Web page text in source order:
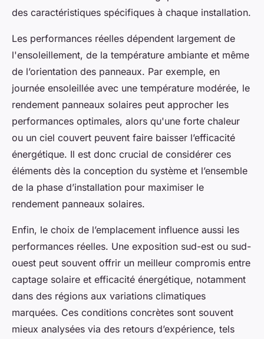
des caractéristiques spécifiques à chaque installation.
Les performances réelles dépendent largement de
l'ensoleillement, de la température ambiante et même
de l’orientation des panneaux. Par exemple, en
journée ensoleillée avec une température modérée, le
rendement panneaux solaires peut approcher les
performances optimales, alors qu'une forte chaleur
ou un ciel couvert peuvent faire baisser l’efficacité
énergétique. Il est donc crucial de considérer ces
éléments dès la conception du système et l’ensemble
de la phase d’installation pour maximiser le
rendement panneaux solaires.
Enfin, le choix de l’emplacement influence aussi les
performances réelles. Une exposition sud-est ou sud-
ouest peut souvent offrir un meilleur compromis entre
captage solaire et efficacité énergétique, notamment
dans des régions aux variations climatiques
marquées. Ces conditions concrètes sont souvent
mieux analysées via des retours d’expérience, tels